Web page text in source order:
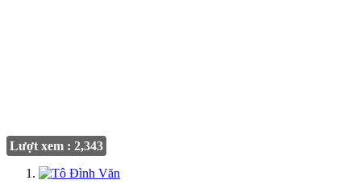
Lượt xem : 2,343